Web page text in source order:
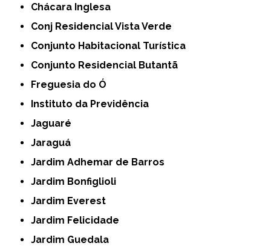
Chácara Inglesa
Conj Residencial Vista Verde
Conjunto Habitacional Turística
Conjunto Residencial Butantã
Freguesia do Ó
Instituto da Previdência
Jaguaré
Jaraguá
Jardim Adhemar de Barros
Jardim Bonfiglioli
Jardim Everest
Jardim Felicidade
Jardim Guedala